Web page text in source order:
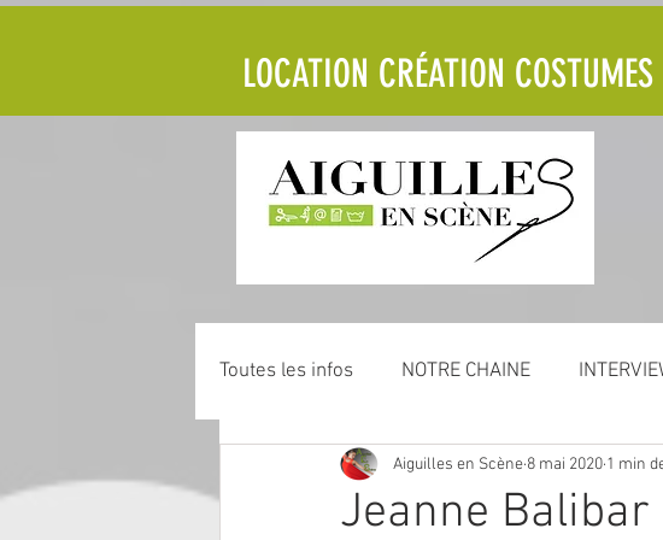
LOCATION CRÉATION
Toutes les infos NOTRE CHAINE
Jeanne
Aiguilles en Scène 8 mai 2020 1 min